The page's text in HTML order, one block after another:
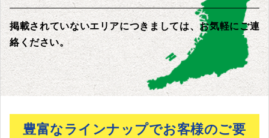
掲載されていないエリアにつきましては、お気軽にご連
絡ください。
豊富なラインナップでお客様のご要